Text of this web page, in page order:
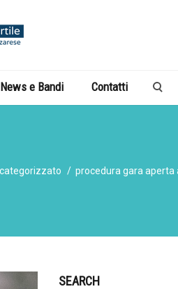
News e Bandi Contatti
procedura gara aperta
SEARCH